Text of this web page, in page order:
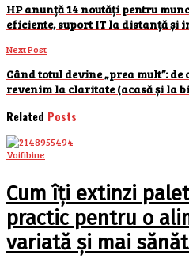
HP anunță 14 noutăți pentru
eficiente, suport IT la distanță și
Next Post
Când totul devine „prea mult”: de
revenim la claritate (acasă și la
Related Posts
Voifibine
Cum îți extinzi
practic pentru o
variată și mai